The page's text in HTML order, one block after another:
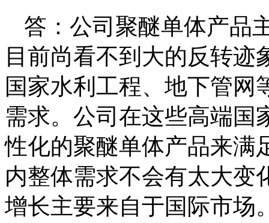
答：公司聚醚单体产品
目前尚看不到大的反转
国家水利工程、地下管网
需求。公司在这些高端国
性化的聚醚单体产品来满
内整体需求不会有太大变
增长主要来自于国际市场